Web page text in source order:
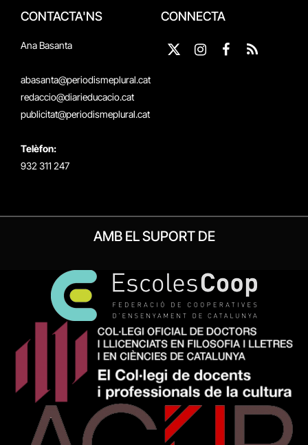
CONTACTA'NS
Ana Basanta
abasanta@periodismeplural.cat
redaccio@diarieducacio.cat
publicitat@periodismeplural.cat
Telèfon:
932 311 247
CONNECTA
X
Instagram
Facebook
RSS
AMB EL SUPORT DE